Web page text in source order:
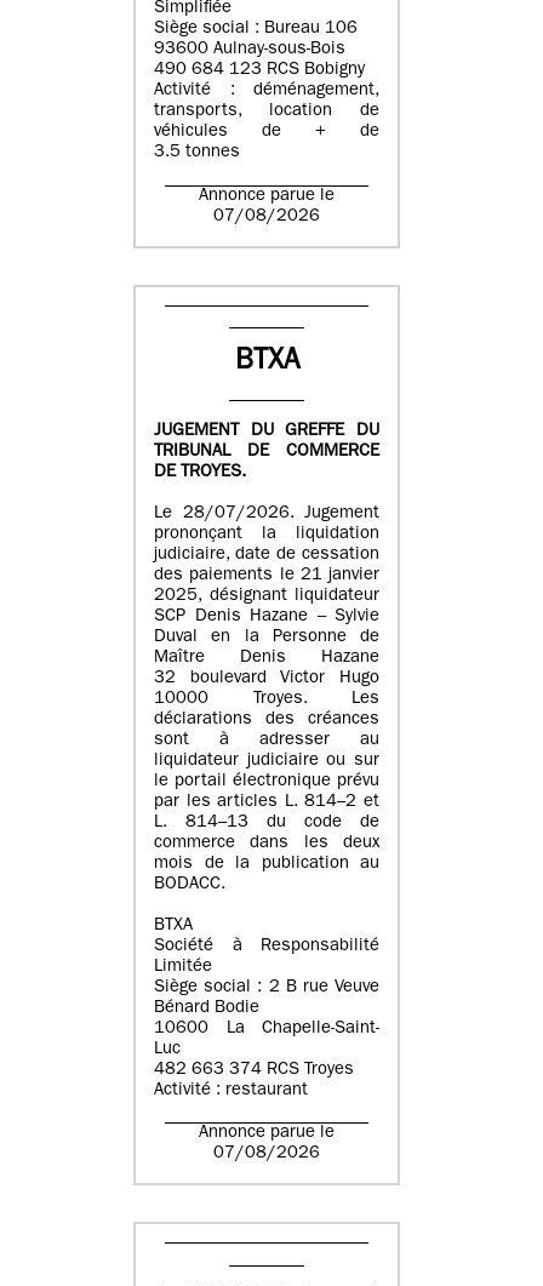
Simplifiée
Siège social : Bureau 106
93600 Aulnay-sous-Bois
490 684 123 RCS Bobigny
Activité : déménagement,
transports, location de
véhicules de + de
3.5 tonnes
Annonce parue le
07/08/2026
BTXA
JUGEMENT DU GREFFE DU
TRIBUNAL DE COMMERCE
DE TROYES.
Le 28/07/2026. Jugement
prononçant la liquidation
judiciaire, date de cessation
des paiements le 21 janvier
2025, désignant liquidateur
SCP Denis Hazane – Sylvie
Duval en la Personne de
Maître Denis Hazane
32 boulevard Victor Hugo
10000 Troyes. Les
déclarations des créances
sont à adresser au
liquidateur judiciaire ou sur
le portail électronique prévu
par les articles L. 814–2 et
L. 814–13 du code de
commerce dans les deux
mois de la publication au
BODACC.
BTXA
Société à Responsabilité
Limitée
Siège social : 2 B rue Veuve
Bénard Bodie
10600 La Chapelle-Saint-
Luc
482 663 374 RCS Troyes
Activité : restaurant
Annonce parue le
07/08/2026